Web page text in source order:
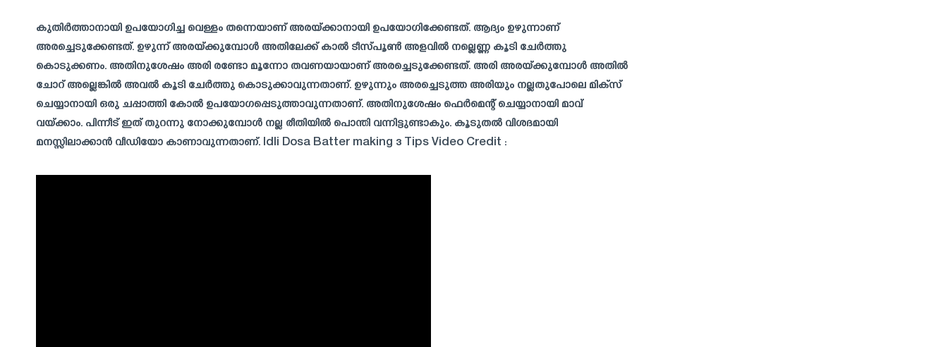
കുതിർത്താനായി ഉപയോഗിച്ച വെള്ളം തന്നെയാണ് അരയ്ക്കാനായി ഉപയോഗിക്കേണ്ടത്. ആദ്യം ഉഴുന്നാണ്
അരച്ചെടുക്കേണ്ടത്. ഉഴുന്ന് അരയ്ക്കുമ്പോൾ അതിലേക്ക് കാൽ ടീസ്പൂൺ അളവിൽ നല്ലെണ്ണ കൂടി ചേർത്തു
കൊടുക്കണം. അതിനുശേഷം അരി രണ്ടോ മൂന്നോ തവണയായാണ് അരച്ചെടുക്കേണ്ടത്. അരി അരയ്ക്കുമ്പോൾ അതിൽ
ചോറ് അല്ലെങ്കിൽ അവൽ കൂടി ചേർത്തു കൊടുക്കാവുന്നതാണ്. ഉഴുന്നും അരച്ചെടുത്ത അരിയും നല്ലതുപോലെ മിക്സ്
ചെയ്യാനായി ഒരു ചപ്പാത്തി കോൽ ഉപയോഗപ്പെടുത്താവുന്നതാണ്. അതിനുശേഷം ഫെർമെന്റ് ചെയ്യാനായി മാവ്
വയ്ക്കാം. പിന്നീട് ഇത് തുറന്നു നോക്കുമ്പോൾ നല്ല രീതിയിൽ പൊന്തി വന്നിട്ടുണ്ടാകും. കൂടുതൽ വിശദമായി
മനസ്സിലാക്കാൻ വീഡിയോ കാണാവുന്നതാണ്. Idli Dosa Batter making 3 Tips Video Credit :